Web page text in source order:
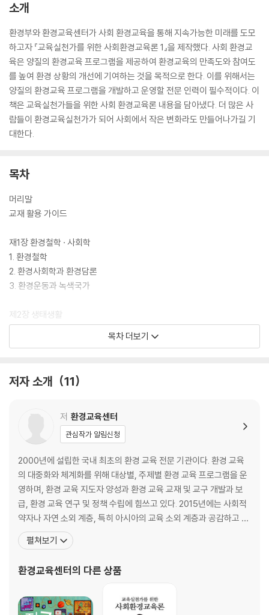
소개
환경부와 환경교육센터가 사회 환경교육을 통해 지속가능한 미래를 도모
하고자 『교육실천가를 위한 사회환경교육론 1』을 제작했다. 사회 환경교
육은 양질의 환경교육 프로그램을 제공하여 환경교육의 만족도와 참여도
를 높여 환경 상황의 개선에 기여하는 것을 목적으로 한다. 이를 위해서는
양질의 환경교육 프로그램을 개발하고 운영할 전문 인력이 필수적이다. 이
책은 교육실천가들을 위한 사회 환경교육론 내용을 담아냈다. 더 많은 사
람들이 환경교육실천가가 되어 사회에서 작은 변화라도 만들어나가길 기
대한다.
목차
머리말
교재 활용 가이드
재1장 환경철학 · 사회학
1. 환경철학
2. 환경사회학과 환경담론
3. 환경운동과 녹색국가
제2장 생태생활
1. 생태생활
2. 사회 환경교육과 환경정책
제5장 환경교육자원
1. 환경교육자원의 이해
[실습Ⅰ] 환경교육자원 교재 · 교구 · 매체 활용
[실습Ⅱ] 환경교육자원 조사 계획
[실습Ⅲ] 환경교육자원 조사 활동
[실습Ⅳ] 환경교육자원 활용
목차 더보기
저자 소개 11
저 환경교육센터
관심작가 알림신청
2000년에 설립한 국내 최초의 환경 교육 전문 기관이다. 환경 교육
의 대중화와 체계화를 위해 대상별, 주제별 환경 교육 프로그램을 운
영하며, 환경 교육 지도자 양성과 환경 교육 교재 및 교구 개발과 보
급, 환경 교육 연구 및 정책 수립에 힘쓰고 있다. 2015년에는 사회적
약자나 자연 소외 계층, 특히 아시아의 교육 소외 계층과 공감하고 배
려하는 환경 교육으로 지평을 확대하기 위해 ‘모두를 위한 환경교육
연구소 이파리(EEFARI)’를 설립하고, ‘모두를 위한 환경 교육’ 담론
환경적 약자, 자연소외계층까지 아우르
펼쳐보기
환경교육센터의 다른 상품